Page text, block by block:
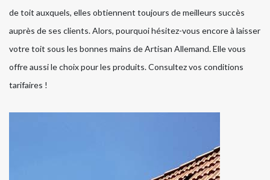
de toit auxquels, elles obtiennent toujours de meilleurs succès
auprès de ses clients. Alors, pourquoi hésitez-vous encore à laisser
votre toit sous les bonnes mains de Artisan Allemand. Elle vous
offre aussi le choix pour les produits. Consultez vos conditions
tarifaires !